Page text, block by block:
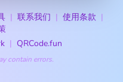
联系我们
使用条款
QRCode.fun
contain errors.